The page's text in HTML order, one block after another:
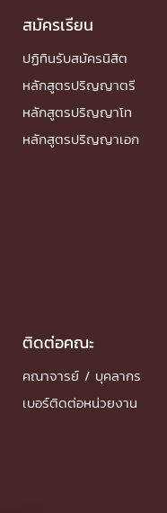
สมัครเรียน
ปฏิทินรับสมัครนิสิต
หลักสูตรปริญญาตรี
หลักสูตรปริญญาโท
หลักสูตรปริญญาเอก
ติดต่อคณะ
คณาจารย์ / บุคลากร
เบอร์ติดต่อหน่วยงาน